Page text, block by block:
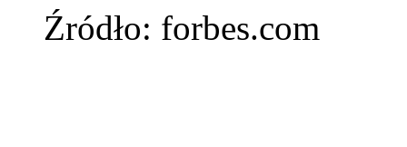
Źródło: forbes.com